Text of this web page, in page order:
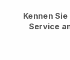
Kennen
Service